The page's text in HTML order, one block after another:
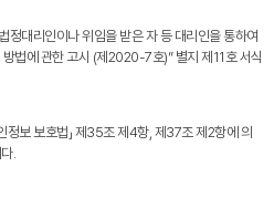
정대리인이나 위임을 받은 자 등 대리인을 통하여
법에 관한 고시 (제2020-7호)” 별지 제11호 서식
정보 보호법」 제35조 제4항, 제37조 제2항에 의
.